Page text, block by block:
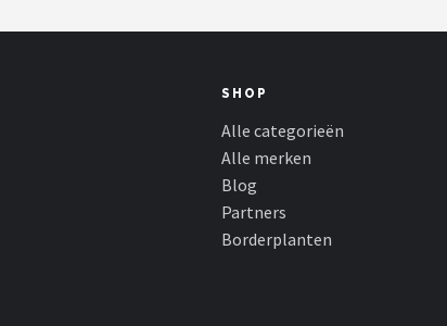
SHOP
Alle categorieën
Alle merken
Blog
Partners
Borderplanten